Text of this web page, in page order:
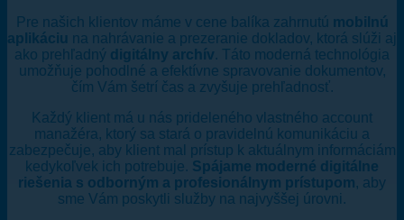
Pre našich klientov máme v cene balíka zahrnutú mobilnú
aplikáciu na nahrávanie a prezeranie dokladov, ktorá slúži aj
ako prehľadný digitálny archív. Táto moderná technológia
umožňuje pohodlné a efektívne spravovanie dokumentov,
čím Vám šetrí čas a zvyšuje prehľadnosť.
Každý klient má u nás prideleného vlastného account
manažéra, ktorý sa stará o pravidelnú komunikáciu a
zabezpečuje, aby klient mal prístup k aktuálnym informáciám
kedykoľvek ich potrebuje. Spájame moderné digitálne
riešenia s odborným a profesionálnym prístupom, aby
sme Vám poskytli služby na najvyššej úrovni.